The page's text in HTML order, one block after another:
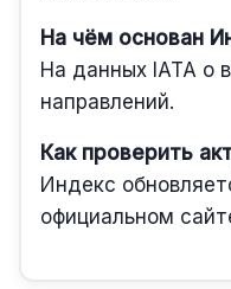
На чём основан
На данных IATA о
направлений.
Как проверить
Индекс
официальном